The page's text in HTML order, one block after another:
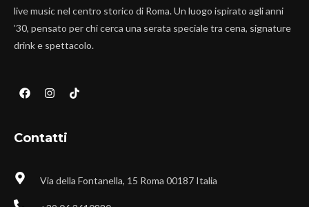
live music nel centro storico di Roma. Un luogo ispirato agli anni
’30, pensato per chi cerca una serata speciale tra cena, signature
drink e spettacolo.
Contatti
Via della Fontanella, 15 Roma 00187 Italia